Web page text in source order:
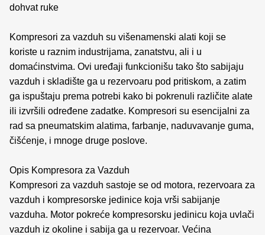
dohvat ruke
Kompresori za vazduh su višenamenski alati koji se
koriste u raznim industrijama, zanatstvu, ali i u
domaćinstvima. Ovi uređaji funkcionišu tako što sabijaju
vazduh i skladište ga u rezervoaru pod pritiskom, a zatim
ga ispuštaju prema potrebi kako bi pokrenuli različite alate
ili izvršili određene zadatke. Kompresori su esencijalni za
rad sa pneumatskim alatima, farbanje, naduvavanje guma,
čišćenje, i mnoge druge poslove.
Opis Kompresora za Vazduh
Kompresori za vazduh sastoje se od motora, rezervoara za
vazduh i kompresorske jedinice koja vrši sabijanje
vazduha. Motor pokreće kompresorsku jedinicu koja uvlači
vazduh iz okoline i sabija ga u rezervoar. Većina